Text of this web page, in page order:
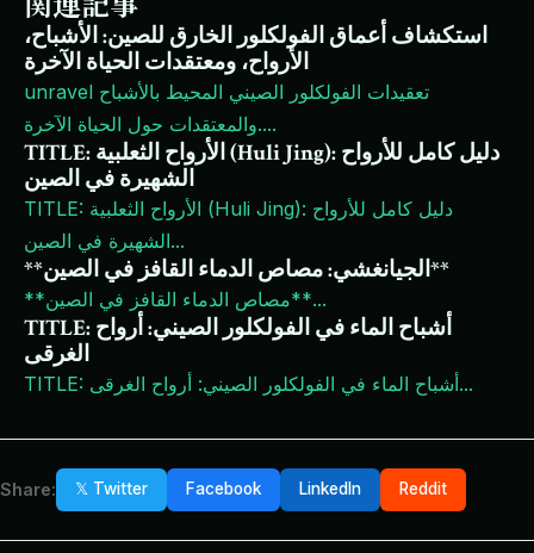
استكشاف أعماق الفولكلور الخارق للصين: الأشباح،
الأرواح، ومعتقدات الحياة الآخرة
unravel تعقيدات الفولكلور الصيني المحيط بالأشباح
والمعتقدات حول الحياة الآخرة....
TITLE: الأرواح الثعلبية (Huli Jing): دليل كامل للأرواح
الشهيرة في الصين
TITLE: الأرواح الثعلبية (Huli Jing): دليل كامل للأرواح
الشهيرة في الصين...
**الجيانغشي: مصاص الدماء القافز في الصين**
**مصاص الدماء القافز في الصين**...
TITLE: أشباح الماء في الفولكلور الصيني: أرواح
الغرقى
TITLE: أشباح الماء في الفولكلور الصيني: أرواح الغرقى...
Share: 𝕏 Twitter Facebook LinkedIn Reddit